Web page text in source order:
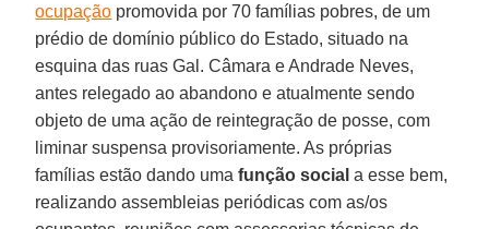
ocupação promovida por 70 famílias pobres, de um
prédio de domínio público do Estado, situado na
esquina das ruas Gal. Câmara e Andrade Neves,
antes relegado ao abandono e atualmente sendo
objeto de uma ação de reintegração de posse, com
liminar suspensa provisoriamente. As próprias
famílias estão dando umafunção social a esse bem,
realizando assembleias periódicas com as/os